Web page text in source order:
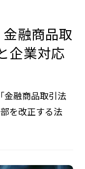
金融商品取
企業対応
金融商品取引法
を改正する法